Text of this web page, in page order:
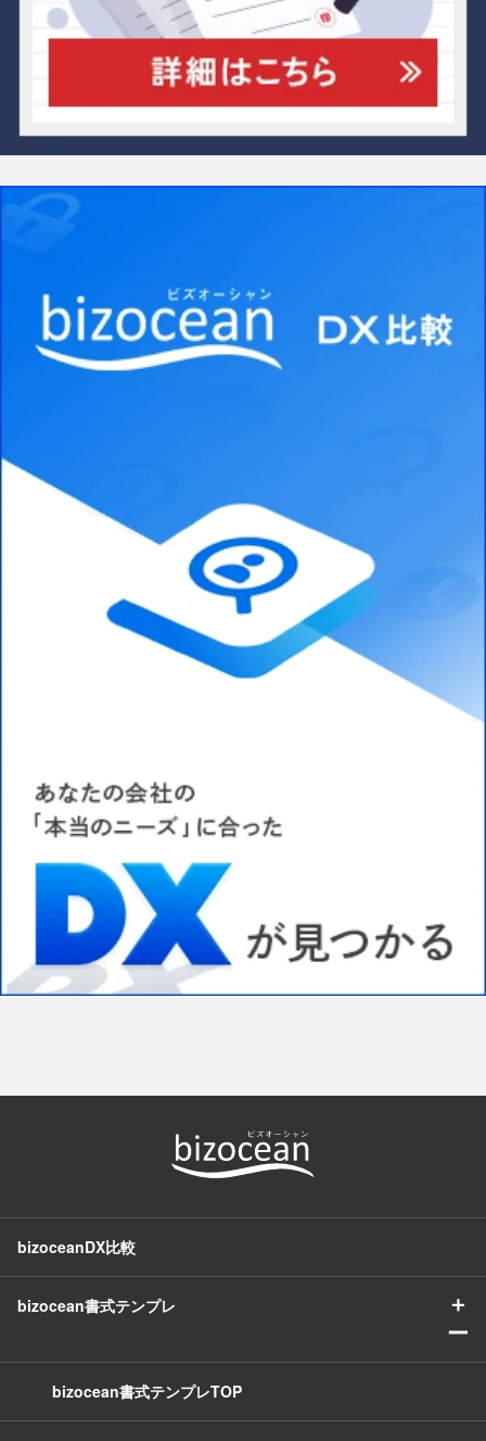
bizoceanDX比較
bizocean書式テンプレ
＋
ー
bizocean書式テンプレTOP